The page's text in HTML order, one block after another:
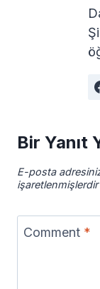
Bir Yanıt
E-posta
işaretlenmişlerdir
Comment *